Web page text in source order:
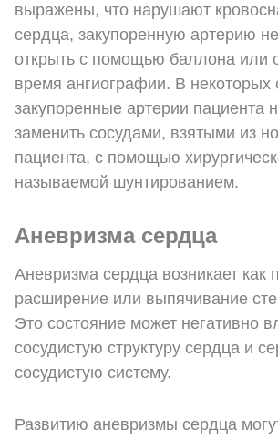
выражены, что нарушают
сердца, закупоренную артерию
открыть с помощью баллона или
время ангиографии. В некоторых
закупоренные артерии пациента
заменить сосудами, взятыми из
пациента, с помощью
называемой шунтированием.
Аневризма сердца
Аневризма сердца возникает как
расширение или выпячивание
Это состояние может негативно
сосудистую структуру сердца и
сосудистую систему.
Развитию аневризмы сердца